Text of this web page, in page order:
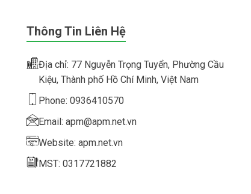
Thông Tin Liên Hệ
Địa chỉ: 77 Nguyễn Trọng Tuyển, Phường Cầu
Kiệu, Thành phố Hồ Chí Minh, Việt Nam
Phone: 0936410570
Email: apm@apm.net.vn
Website: apm.net.vn
MST: 0317721882